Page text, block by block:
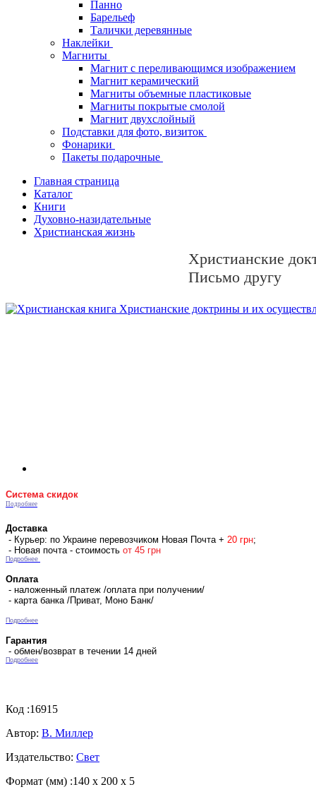
Панно
Барельеф
Талички деревянные
Наклейки
Магниты
Магнит с переливающимся изображением
Магнит керамический
Магниты объемные пластиковые
Магниты покрытые смолой
Магнит двухслойный
Подставки для фото, визиток
Фонарики
Пакеты подарочные
Главная страница
Каталог
Книги
Духовно-назидательные
Христианская жизнь
Христианские
Письмо другу
Система скидок
Подробнее
Доставка
- Курьер: по Украине перевозчиком Новая Почта + 20 грн;
- Новая почта - стоимость от 45 грн
Подробнее
Оплата
- наложенный платеж /оплата при получении/
- карта банка /Приват, Моно Банк/
Подробнее
Гарантия
- обмен/возврат в течении 14 дней
Подробнее
Код :16915
Автор: В. Миллер
Издательство: Свет
Формат (мм) :140 х 200 х 5